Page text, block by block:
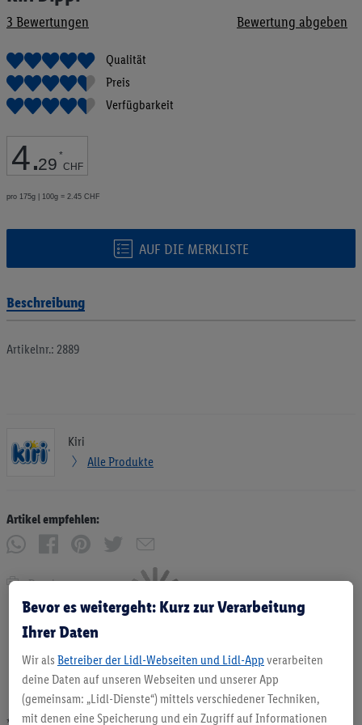
3 Bewertungen Bewertung abgeben
Qualität
Preis
Verfügbarkeit
4.29 *
CHF
pro 175g | 100g = 2.45 CHF
AUF DIE MERKLISTE
Bildgalerie
springen
Beschreibung
Artikelnr.: 2889
Kiri
Alle Produkte
Artikel empfehlen:
Drucken
Bevor es weitergeht: Kurz zur Verarbeitung
Ihrer Daten
Wir als Betreiber der Lidl-Webseiten und Lidl-App verarbeiten
deine Daten auf unseren Webseiten und unserer App
(gemeinsam: „Lidl-Dienste“) mittels verschiedener Techniken,
mit denen eine Speicherung und ein Zugriff auf Informationen